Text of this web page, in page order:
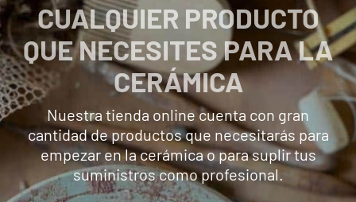
CUALQUIER PRODUCTO
QUE NECESITES PARA LA
CERÁMICA
Nuestra tienda online cuenta con gran
cantidad de productos que necesitarás para
empezar en la cerámica o para suplir tus
suministros como profesional.